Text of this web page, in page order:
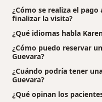
¿Cómo se realiza el pago
finalizar la visita?
¿Qué idiomas habla
¿Cómo puedo reservar
Guevara?
¿Cuándo podría tener
Guevara?
¿Qué opinan los